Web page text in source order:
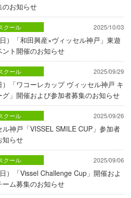
のお知らせ
2025/10/03
）「和田興産×ヴィッセル神戸」東遊
ント開催のお知らせ
クール
2025/09/29
）「ワコーレカップ ヴィッセル神戸 キ
グ」開催および参加者募集のお知らせ
クール
2025/09/26
ル神戸「VISSEL SMILE CUP」参加者
知らせ
クール
2025/09/06
）「Vissel Challenge Cup」開催およ
ーム募集のお知らせ
クール